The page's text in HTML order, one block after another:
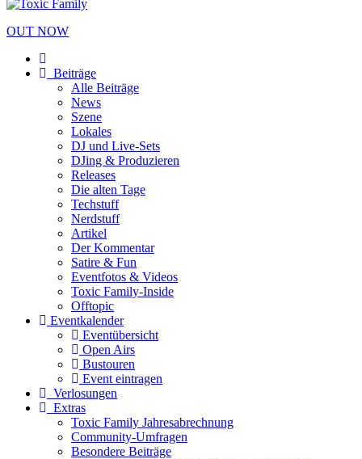
OUT NOW
Beiträge
Alle Beiträge
News
Szene
Lokales
DJ und Live-Sets
DJing & Produzieren
Releases
Die alten Tage
Techstuff
Nerdstuff
Artikel
Der Kommentar
Satire & Fun
Eventfotos & Videos
Toxic Family-Inside
Offtopic
Eventkalender
Eventübersicht
Open Airs
Bustouren
Event eintragen
Verlosungen
Extras
Toxic Family Jahresabrechnung
Community-Umfragen
Besondere Beiträge